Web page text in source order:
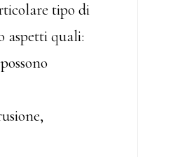
tipo di
aspetti quali: